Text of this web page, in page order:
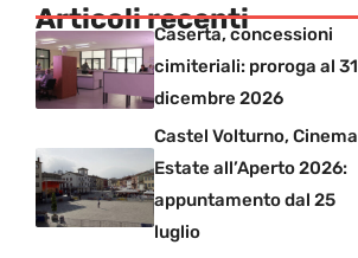
Articoli recenti
Caserta, concessioni
cimiteriali: proroga al 31
dicembre 2026
Castel Volturno, Cinema
Estate all’Aperto 2026:
appuntamento dal 25
luglio